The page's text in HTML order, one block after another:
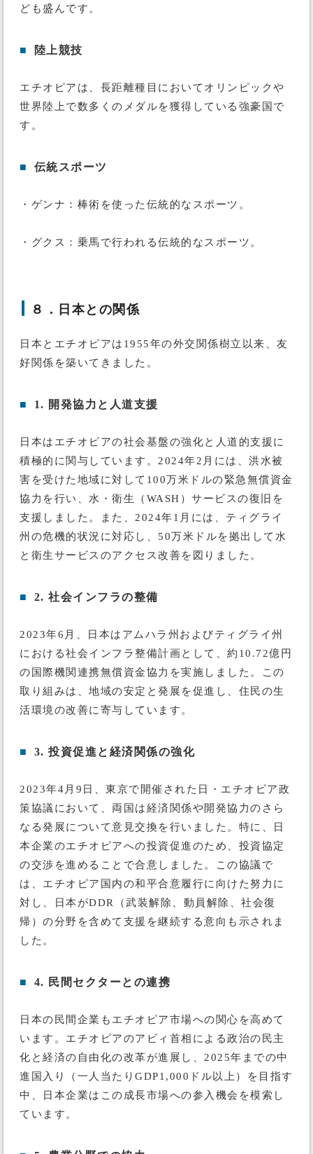
ども盛んです。
■ 陸上競技
エチオピアは、長距離種目においてオリンピックや
世界陸上で数多くのメダルを獲得している強豪国で
す。
■ 伝統スポーツ
・ゲンナ：棒術を使った伝統的なスポーツ。
・グクス：乗馬で行われる伝統的なスポーツ。
８．日本との関係
日本とエチオピアは1955年の外交関係樹立以来、友
好関係を築いてきました。
■ 1. 開発協力と人道支援
日本はエチオピアの社会基盤の強化と人道的支援に
積極的に関与しています。2024年2月には、洪水被
害を受けた地域に対して100万米ドルの緊急無償資金
協力を行い、水・衛生（WASH）サービスの復旧を
支援しました。また、2024年1月には、ティグライ
州の危機的状況に対応し、50万米ドルを拠出して水
と衛生サービスのアクセス改善を図りました。
■ 2. 社会インフラの整備
2023年6月、日本はアムハラ州およびティグライ州
における社会インフラ整備計画として、約10.72億円
の国際機関連携無償資金協力を実施しました。この
取り組みは、地域の安定と発展を促進し、住民の生
活環境の改善に寄与しています。
■ 3. 投資促進と経済関係の強化
2023年4月9日、東京で開催された日・エチオピア政
策協議において、両国は経済関係や開発協力のさら
なる発展について意見交換を行いました。特に、日
本企業のエチオピアへの投資促進のため、投資協定
の交渉を進めることで合意しました。この協議で
は、エチオピア国内の和平合意履行に向けた努力に
対し、日本がDDR（武装解除、動員解除、社会復
帰）の分野を含めて支援を継続する意向も示されま
した。
■ 4. 民間セクターとの連携
日本の民間企業もエチオピア市場への関心を高めて
います。エチオピアのアビィ首相による政治の民主
化と経済の自由化の改革が進展し、2025年までの中
進国入り（一人当たりGDP1,000ドル以上）を目指す
中、日本企業はこの成長市場への参入機会を模索し
ています。